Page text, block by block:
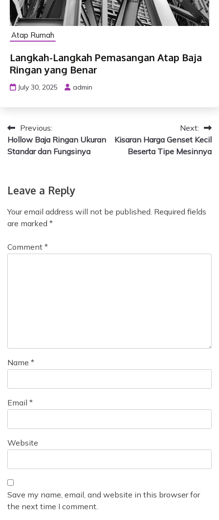
Atap Rumah
Langkah-Langkah Pemasangan Atap Baja
Ringan yang Benar
July 30, 2025 admin
P
o
t
a
i
n
Previous:
Hollow Baja Ringan Ukuran
Standar dan Fungsinya
Next:
Kisaran Harga Genset Kecil
Beserta Tipe Mesinnya
Leave a Reply
Your email address will not be published. Required fields
are marked *
Comment *
Name *
Email *
Website
Save my name, email, and website in this browser for
the next time I comment.